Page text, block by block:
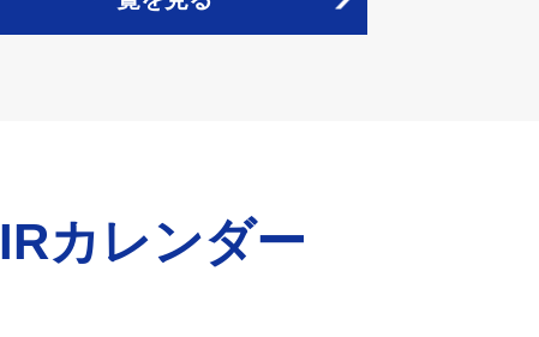
IRカレンダー